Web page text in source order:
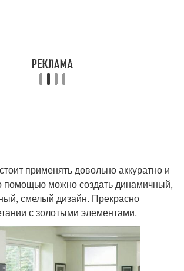
применять довольно аккуратно и
помощью можно создать динамичный,
смелый дизайн. Прекрасно
с золотыми элементами.